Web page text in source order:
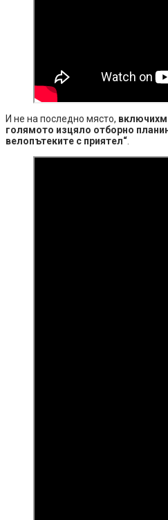
И не на последно място,
голямото изцяло отборно
велопътеките с приятел“